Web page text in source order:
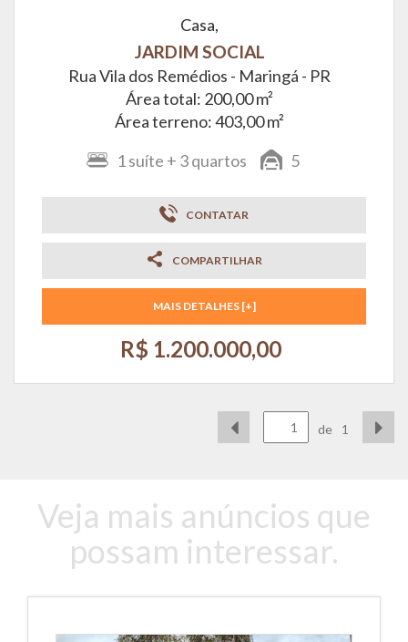
Casa,
JARDIM SOCIAL
Rua Vila dos Remédios - Maringá - PR
Área total: 200,00 m²
Área terreno: 403,00 m²
1 suíte + 3quartos 5
CONTATAR
COMPARTILHAR
MAIS DETALHES [+]
R$ 1.200.000,00
de 1
Veja mais anúncios que
possam interessar.